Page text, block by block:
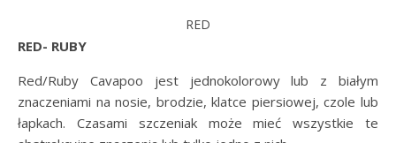
RED
RED- RUBY
Red/Ruby Cavapoo jest jednokolorowy lub z białym
znaczeniami na nosie, brodzie, klatce piersiowej, czole lub
łapkach. Czasami szczeniak może mieć wszystkie te